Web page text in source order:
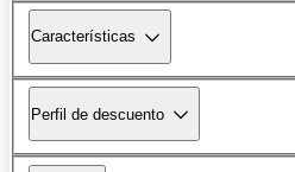
Características
Perfil de descuento